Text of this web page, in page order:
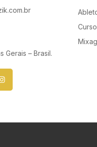
Gerais – Brasil.